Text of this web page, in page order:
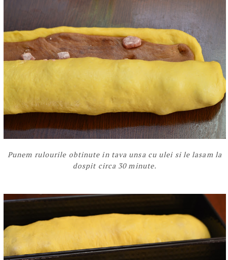
Punem rulourile obtinute in tava unsa cu ulei si le lasam la
dospit circa 30 minute.